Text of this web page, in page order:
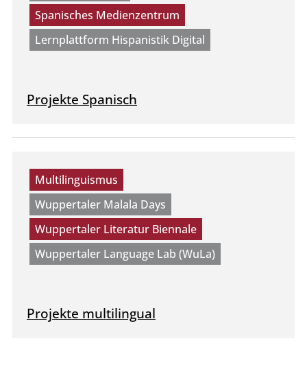
Spanisches Medienzentrum
Lernplattform Hispanistik Digital
Projekte Spanisch
Multilinguismus
Wuppertaler Malala Days
Wuppertaler Literatur Biennale
Wuppertaler Language Lab (WuLa)
Projekte multilingual